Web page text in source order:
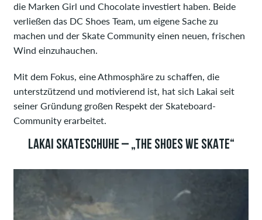
die Marken Girl und Chocolate investiert haben. Beide
verließen das DC Shoes Team, um eigene Sache zu
machen und der Skate Community einen neuen, frischen
Wind einzuhauchen.
Mit dem Fokus, eine Athmosphäre zu schaffen, die
unterstzützend und motivierend ist, hat sich Lakai seit
seiner Gründung großen Respekt der Skateboard-
Community erarbeitet.
LAKAI SKATESCHUHE – „THE SHOES WE SKATE“